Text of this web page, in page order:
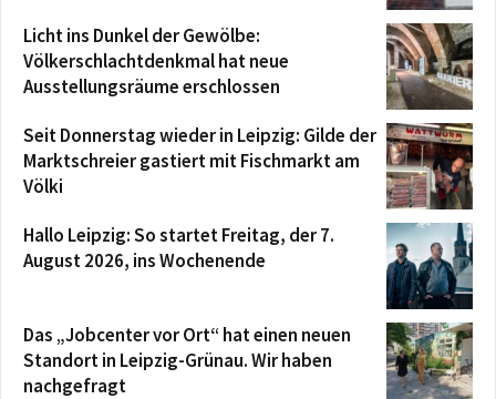
Licht ins Dunkel der Gewölbe:
Völkerschlachtdenkmal hat neue
Ausstellungsräume erschlossen
Seit Donnerstag wieder in Leipzig: Gilde der
Marktschreier gastiert mit Fischmarkt am
Völki
Hallo Leipzig: So startet Freitag, der 7.
August 2026, ins Wochenende
Das „Jobcenter vor Ort“ hat einen neuen
Standort in Leipzig-Grünau. Wir haben
nachgefragt